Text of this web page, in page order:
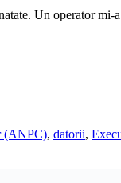
Un operator
(ANPC), datorii,